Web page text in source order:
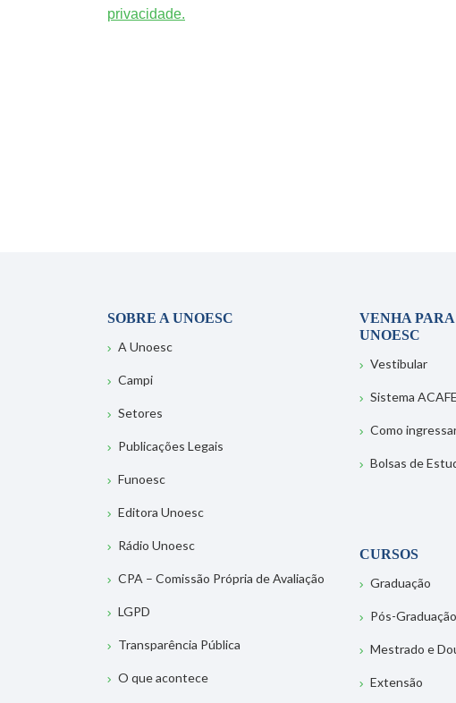
privacidade.
SOBRE A UNOESC
A Unoesc
Campi
Setores
Publicações Legais
Funoesc
Editora Unoesc
Rádio Unoesc
CPA – Comissão Própria de Avaliação
LGPD
Transparência Pública
O que acontece
VENHA PARA
UNOESC
Vestibular
Sistema ACAFE
Como
Bolsas de
CURSOS
Graduação
Pós-Graduação
Mestrado e
Extensão